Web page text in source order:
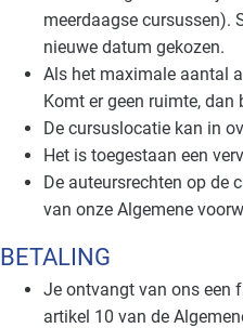
meerdaagse cursussen).
nieuwe datum gekozen.
Als het maximale aantal
Komt er geen ruimte,
De cursuslocatie kan in
Het is toegestaan een
De auteursrechten op de
van onze Algemene
BETALING
Je ontvangt van ons een
artikel 10 van de